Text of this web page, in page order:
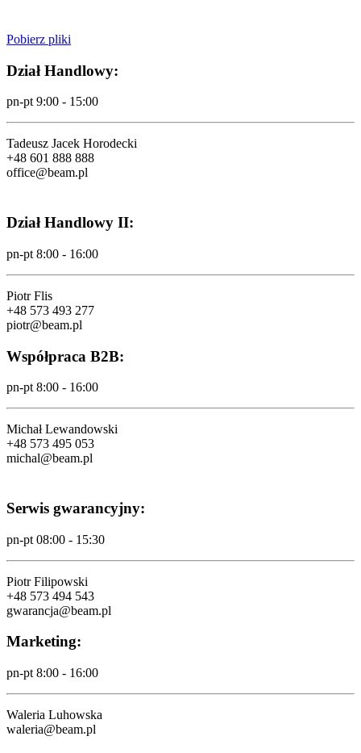
Pobierz pliki
Dział Handlowy:
pn-pt 9:00 - 15:00
Tadeusz Jacek Horodecki
+48 601 888 888
office@beam.pl
Dział Handlowy II:
pn-pt 8:00 - 16:00
Piotr Flis
+48 573 493 277
piotr@beam.pl
Współpraca B2B:
pn-pt 8:00 - 16:00
Michał Lewandowski
+48 573 495 053
michal@beam.pl
Serwis gwarancyjny:
pn-pt 08:00 - 15:30
Piotr Filipowski
+48 573 494 543
gwarancja@beam.pl
Marketing:
pn-pt 8:00 - 16:00
Waleria Luhowska
waleria@beam.pl